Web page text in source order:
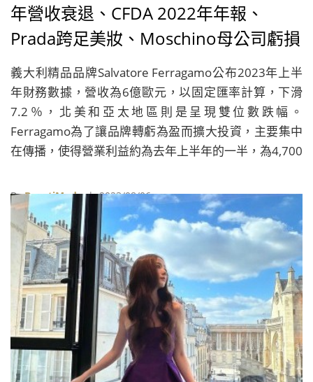
年營收衰退、CFDA 2022年年報、
Prada跨足美妝、Moschino母公司虧損
擴大
義大利精品品牌Salvatore Ferragamo公布2023年上半
年財務數據，營收為6億歐元，以固定匯率計算，下滑
7.2％，北美和亞太地區則是呈現雙位數跌幅。
Ferragamo為了讓品牌轉虧為盈而擴大投資，主要集中
在傳播，使得營業利益約為去年上半年的一半，為4,700
ByBeautiMode| 2023/08/06